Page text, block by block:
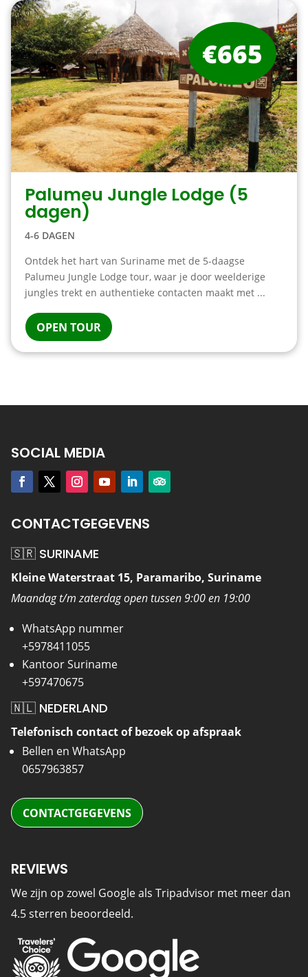
Palumeu Jungle Lodge (5
dagen)
4-6 DAGEN
Ontdek het hart van Suriname met de 5-daagse
Palumeu Jungle Lodge tour, waar je door weelderige
jungles trekt en authentieke contacten maakt met ...
OPEN TOUR
€665
SOCIAL MEDIA
CONTACTGEGEVENS
🇸🇷 SURINAME
Kleine Waterstraat 15, Paramaribo, Suriname
Maandag t/m zaterdag open tussen 9:00 en 19:00
WhatsApp nummer
+5978411055
Kantoor Suriname
+597470675
🇳🇱 NEDERLAND
Telefonisch contact of bezoek op afspraak
Bellen en WhatsApp
0657963857
CONTACTGEGEVENS
REVIEWS
We zijn op zowel Google als Tripadvisor met meer dan
4.5 sterren beoordeeld.